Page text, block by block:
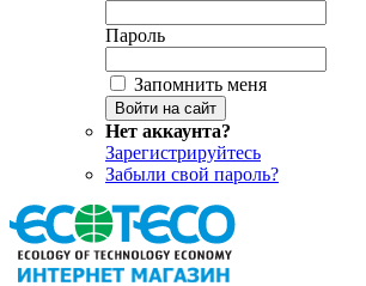
Пароль
Запомнить меня
Нет аккаунта?
Зарегистрируйтесь
Забыли свой пароль?